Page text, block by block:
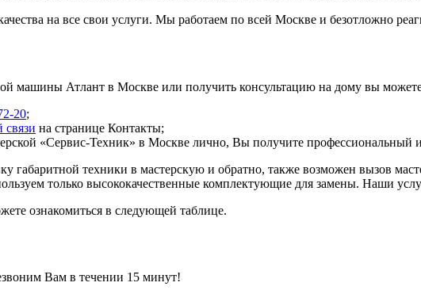
на все свои услуги. Мы работаем по всей Москве и безотложно
машины Атлант в Москве или получить консультацию на дому вы
20;
связи на странице Контакты;
«Сервис-Техник» в Москве лично, Вы получите
габаритной техники в мастерскую и обратно, также возможен вызов
только высококачественные комплектующие для замены. Наши
ознакомиться в следующей таблице.
Вам в течении 15 минут!